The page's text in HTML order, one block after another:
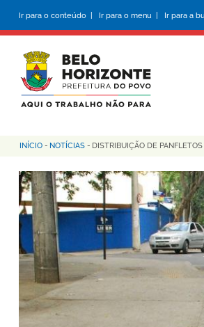
conteúdo
principal
Ir para o conteúdo | Ir para o menu | Ir para a
Trilha
de
navegação
INÍCIO - NOTÍCIAS - DISTRIBUIÇÃO DE